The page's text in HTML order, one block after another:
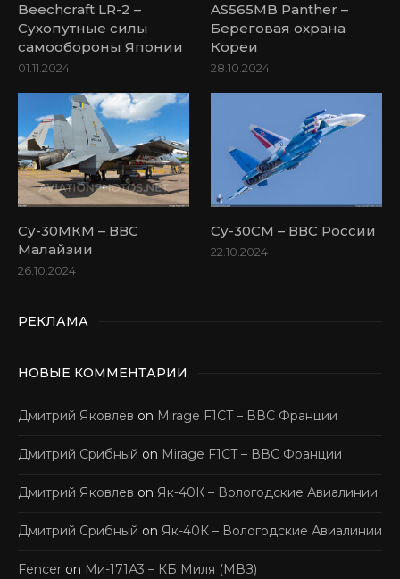
Beechcraft LR-2 –
Сухопутные силы
самообороны Японии
01.11.2024
AS565MB Panther –
Береговая охрана
Кореи
28.10.2024
Су-30МКМ – ВВС
Малайзии
26.10.2024
Су-30СМ – ВВС России
22.10.2024
РЕКЛАМА
НОВЫЕ КОММЕНТАРИИ
Дмитрий Яковлев on Mirage F1CT – ВВС Франции
Дмитрий Срибный on Mirage F1CT – ВВС Франции
Дмитрий Яковлев on Як-40К – Вологодские Авиалинии
Дмитрий Срибный on Як-40К – Вологодские Авиалинии
Fencer on Ми-171А3 – КБ Миля (МВЗ)